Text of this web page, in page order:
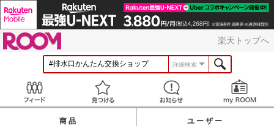
楽天トップへ
詳細検索
見つける お知らせ
商品 ユーザー